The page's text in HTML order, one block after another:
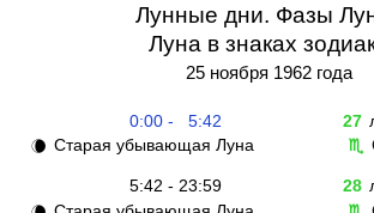
Лунные дни. Фазы
Луна в знаках
25 ноября 1962 года
0:00 - 5:42 27
🌘 Старая убывающая Луна ♏
5:42 - 23:59 28